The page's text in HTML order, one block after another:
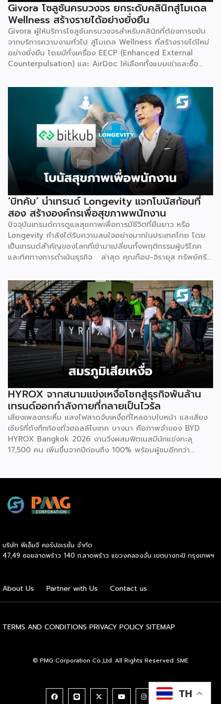
Givora โซลูชันครบวงจร ยกระดับคลินิกสู่โมเดล
Wellness สร้างรายได้อย่างยั่งยืน
Givora ผู้ให้บริการโซลูชันครบวงจรสำหรับคลินิกที่ต้องการขยับ
จากบริการความงามทั่วไป สู่โมเดล Wellness ที่สร้างรายได้ใหม่
อย่างยั่งยืน โดยมีทั้งเครื่อง EECP (Enhanced External
Counterpulsation) และ AirDoc ให้เลือกทั้งแบบเช่าและซื้อ
ธุรกิจใหม่ พร้อมทีมช่างที่คอยดูแลตรวจเช็กเครื่องมืออย่าง
สม่ำเสมอ ให้มั่นใจได้ว่าอุปกรณ์ทำงานอย่างมีประสิทธิภาพตลอด
อายุการใช้งาน เหมาะสำหรับคลินิกที่ต้องการสร้างรายได้เพิ่ม โดย
ไม่ต้องใช้เงินก้อนใหญ่ตั้งแต่วันแรก จุดเริ่มต้น มองเห็นกับดักที่
ทำให้อุตสาหกรรมสุขภาพ-ความงามไปไม่ถึงเป้าหมาย Givora
ไม่ได้เริ่มต้นจากการขายเครื่องมือเพียงอย่างเดียว แต่เกิดจากการ
มองเห็นว่าผู้ประกอบการจำนวนมากที่ตั้งใจอยากขยายธุรกิจสู่
Wellness กลับติดกับดักซ้ำ ๆ 3 เรื่องหลัก จนไปไม่ถึงเป้าหมาย
ที่วางไว้ ได้แก่ การไม่มีความรู้และขาดความเชี่ยวชาญเฉพาะด้าน
การไม่มีฐานลูกค้าเพราะการตลาดไม่ตรงกลุ่ม และการเริ่มต้นผิด
จุดทั้งเรื่องเครื่องมือ ระบบ และราคา Givora จึงออกแบบ
โซลูชันให้ครอบคลุมทั้งสามปัญหานี้ในคราวเดียวกัน แทนที่จะให้
คลินิกต้องแก้ปัญหาทีละเรื่องด้วยตัวเอง ด้านความรู้และความ
เชี่ยวชาญ — Givora มีทีมฝึกอบรมบุคลากรให้ได้มาตรฐาน
เดียวกัน พร้อมควบคุมคุณภาพและมาตรฐานการบริการตลอด
กระบวนการ เพื่อให้คลินิกพันธมิตรมั่นใจได้ว่าบุคลากรพร้อมให้
บริการอย่างถูกต้องตั้งแต่วันแรก ด้านฐานลูกค้าและการตลาด
ตลาดให้คลินิก แทนที่จะปล่อยให้แต่ละแห่งลองผิดลองถูกด้วยงบ
ประมาณตัวเอง […]
‘บิทคับ’ นำเทรนด์ Longevity แจกโบนัสก้อนที่
สอง สร้างองค์กรเพื่อสุขภาพพนักงาน
ปัจจุบันเทรนด์การดูแลสุขภาพเพื่อการมีชีวิตที่ยืนยาว หรือ
Longevity กำลังได้รับความสนใจอย่างมากในประเทศไทย โดย
เป็นเทรนด์สำคัญของโลกที่เข้ามาเปลี่ยนทั้งพฤติกรรมผู้บริโภค
และทิศทางการดำเนินธุรกิจ ล่าสุด คุณท๊อป-จิรายุส ทรัพย์ศรี
แคปปิตอล กรุ๊ป โฮลดิ้งส์ จำกัด หนึ่งในผู้บุกเบิกวงการนี้และผู้
ขยายธุรกิจสู่คอมมูนิตี้สุขภาพ “StayGold” ได้ประกาศนโยบาย
ใหม่ แจกโบนัสสุขภาพเป็นโบนัสก้อนที่สองเพิ่มเติมจากโบนัสปกติ
เพื่อสร้างแรงจูงใจให้พนักงานหันมาใส่ใจสุขภาพอย่างจริงจัง และ
ผลักดันบิทคับให้เป็นองค์กรยุคใหม่ที่ขับเคลื่อนด้วยคุณภาพควบคู่
ไปกับสุขภาวะที่ดี นโยบายดังกล่าวขับเคลื่อนผ่านโครงการ
“Bitkuber Longevity Journey Program” ซึ่งเปิดให้พนักงาน
เข้าร่วมตามความสมัครใจ โดยจะวัดผลจากการเปลี่ยนแปลง
สุขภาพเป็นรายบุคคลเปรียบเทียบช่วงต้นปีและปลายปี เปิดโอกาส
ให้ทุกคนมีสิทธิ์ได้รับโบนัสเท่าเทียมกัน ไม่ว่าจะเป็นกลุ่มผู้เริ่มต้นที่
พัฒนาสุขภาพให้ดีขึ้น หรือกลุ่มคนรักสุขภาพที่สามารถรักษา
มาตรฐานที่ดีไว้ได้ โดยเกณฑ์การประเมินจะมุ่งเน้นไปที่การป้องกัน
โรคในกลุ่มคนทำงานออฟฟิศ ครอบคลุม 3 ด้าน 6 ตัวชี้วัด ได้แก่
1.ด้านระบบเผาผลาญ ประเมินค่าสมดุลระหว่างไขมันสะสมกับไข
มันที่ช่วยทำความสะอาดหลอดเลือด (Triglyceride-to-HDL
ratio) ระดับไขมันที่เกาะตามอวัยวะภายในช่องท้อง (Visceral Fat
Rating) และวัดค่าคอเลสเตอรอลชนิดไขมันไม่ดี (LDL) 2.ด้าน
HYROX จากสนามแข่งเหงื่อโชกสู่ธุรกิจพันล้าน
เทรนด์ออกกำลังกายที่กลายเป็นไวรัล
เสียงเพลงกระหึ่ม แสงไฟสาดจับเหงื่อที่ไหลอาบใบหน้า และเสียง
เชียร์ที่ดังกึกก้องทั่วฮอลล์ไบเทค บางนา คือภาพจำของ BYD
HYROX Bangkok 2026 งานวิ่งผสมฟิตเนสมีนักแข่งทะลุ
17,500 คน เพิ่มขึ้นจากปีก่อนถึง 100% พร้อมผู้ชมอีกกว่า
แต่คือปรากฏการณ์ที่กำลังเปลี่ยนภูมิทัศน์ของอุตสาหกรรม
Wellness ทั่วโลก และกำลังสร้างโอกาสทางธุรกิจมหาศาลให้กับผู้
โอลิมปิก ซึ่งรูปแบบการแข่งขันจะเป็นมาตรฐานเดียวกันทั่วโลก
คือวิ่งสลับกับสถานีออกกำลังกาย 8 จุด ระยะทางรวม 8
บริษัท พีเอ็มจี คอร์ปอเรชั่น จำกัด
47,49 ซอยลาดพร้าว 140 ถ.ลาดพร้าว แขวงคลองจั่น เขตบางกะปิ กรุงเทพฯ
About Us Partner with Us Contact us
TERMS AND CONDITIONS PRIVACY POLICY SITEMAP
© PMG Corporation Co.,Ltd. All Rights Reserved. SME
TH